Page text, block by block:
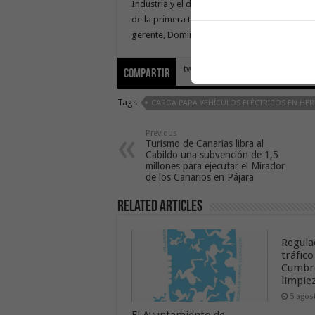
Industria y el de Sostenibilidad, Alfredo
de la primera teniente de alcalde, Vanesa
gerente, Domingo Martín; y el representante
Compartir tweet
Tags CARGA PARA VEHÍCULOS ELÉCTRICOS EN
Previous
Turismo de Canarias libra al
Cabildo una subvención de 1,5
millones para ejecutar el Mirador
de los Canarios en Pájara
Related Articles
tráfico
5